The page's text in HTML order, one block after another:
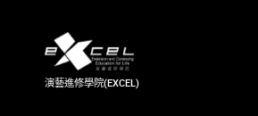
演藝進修學院(EXCEL)